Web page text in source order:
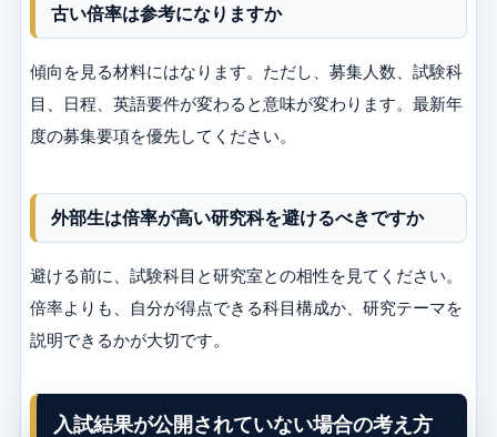
古い倍率は参考になりますか
傾向を見る材料にはなります。ただし、募集人数、試験科
目、日程、英語要件が変わると意味が変わります。最新年
度の募集要項を優先してください。
外部生は倍率が高い研究科を避けるべきですか
避ける前に、試験科目と研究室との相性を見てください。
倍率よりも、自分が得点できる科目構成か、研究テーマを
説明できるかが大切です。
入試結果が公開されていない場合の考え方